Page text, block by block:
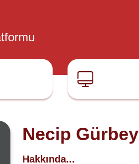
Necip Gürbey
Hakkında...